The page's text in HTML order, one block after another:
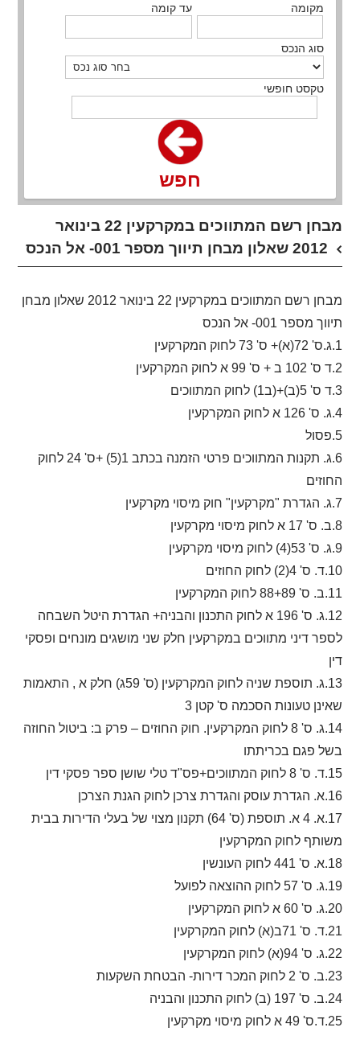
מקומה עד קומה
סוג הנכס
טקסט חופשי
חפש
מבחן רשם המתווכים במקרקעין 22 בינואר
2012 שאלון מבחן תיווך מספר 001- אל הנכס
מבחן רשם המתווכים במקרקעין 22 בינואר 2012 שאלון מבחן
תיווך מספר 001- אל הנכס
1.ג.ס' 72(א)+ ס' 73 לחוק המקרקעין
2.ד ס' 102 ב + ס' 99 א לחוק המקרקעין
3.ד ס' 5(ב)+(ב1) לחוק המתווכים
4.ג. ס' 126 א לחוק המקרקעין
5.פסול
6.ג. תקנות המתווכים פרטי הזמנה בכתב 1(5) +ס' 24 לחוק
החוזים
7.ג. הגדרת "מקרקעין" חוק מיסוי מקרקעין
8.ב. ס' 17 א לחוק מיסוי מקרקעין
9.ג. ס' 53(4) לחוק מיסוי מקרקעין
10.ד. ס' 4(2) לחוק החוזים
11.ב. ס' 88+89 לחוק המקרקעין
12.ג. ס' 196 א לחוק התכנון והבניה+ הגדרת היטל השבחה
לספר דיני מתווכים במקרקעין חלק שני מושגים מונחים ופסקי
דין
13.ג. תוספת שניה לחוק המקרקעין (ס' 59ג) חלק א , התאמות
שאינן טעונות הסכמה ס' קטן 3
14.ג. ס' 8 לחוק המקרקעין. חוק החוזים – פרק ב: ביטול החוזה
בשל פגם בכריתתו
15.ד. ס' 8 לחוק המתווכים+פס"ד טלי שושן ספר פסקי דין
16.א. הגדרת עוסק והגדרת צרכן לחוק הגנת הצרכן
17.א. 4 א. תוספת (ס' 64) תקנון מצוי של בעלי הדירות בבית
משותף לחוק המקרקעין
18.א. ס' 441 לחוק העונשין
19.ג. ס' 57 לחוק ההוצאה לפועל
20.ג. ס' 60 א לחוק המקרקעין
21.ד. ס' 71ב(א) לחוק המקרקעין
22.ג. ס' 94(א) לחוק המקרקעין
23.ב. ס' 2 לחוק המכר דירות- הבטחת השקעות
24.ב. ס' 197 (ב) לחוק התכנון והבניה
25.ד.ס' 49 א לחוק מיסוי מקרקעין